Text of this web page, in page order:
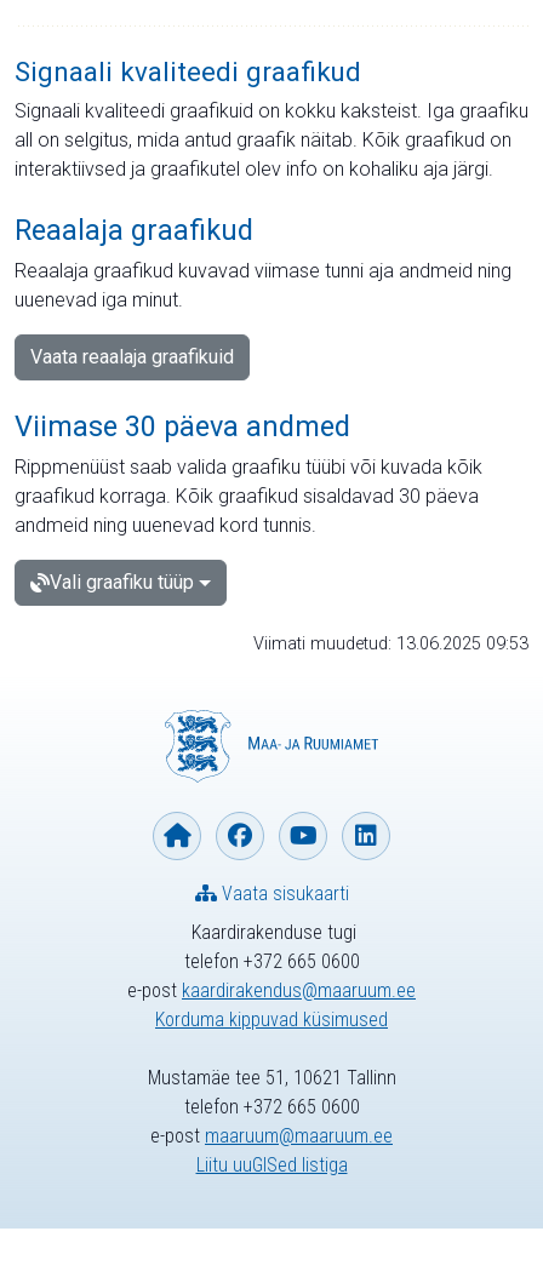
Signaali kvaliteedi graafikud
Signaali kvaliteedi graafikuid on kokku kaksteist. Iga graafiku
all on selgitus, mida antud graafik näitab. Kõik graafikud on
interaktiivsed ja graafikutel olev info on kohaliku aja järgi.
Reaalaja graafikud
Reaalaja graafikud kuvavad viimase tunni aja andmeid ning
uuenevad iga minut.
Vaata reaalaja graafikuid
Viimase 30 päeva andmed
Rippmenüüst saab valida graafiku tüübi või kuvada kõik
graafikud korraga. Kõik graafikud sisaldavad 30 päeva
andmeid ning uuenevad kord tunnis.
Vali graafiku tüüp
Viimati muudetud: 13.06.2025 09:53
Kaardirakenduse tugi
telefon +372 665 0600
e-post kaardirakendus@maaruum.ee
Korduma kippuvad küsimused
Vaata sisukaarti
Mustamäe tee 51, 10621 Tallinn
telefon +372 665 0600
e-post maaruum@maaruum.ee
Liitu uuGISed listiga